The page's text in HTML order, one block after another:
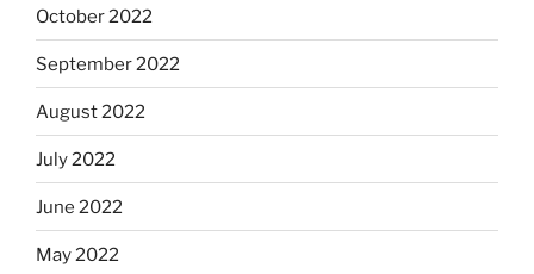
October 2022
September 2022
August 2022
July 2022
June 2022
May 2022